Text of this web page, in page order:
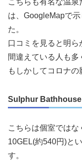
こちらも有名な温
は、GoogleMapで
た。
口コミを見ると明ら
間違えている人も多
もしかしてコロナ
Sulphur
こちらは個室ではな
10GEL(約540円)と
す。